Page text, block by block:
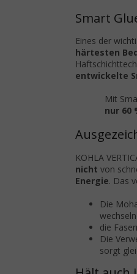
Smart
Eines der
härtesten
entwickelte
Mit
nur 60
KOHLA
nicht von
Energie. Das
Die
die
Die
sorgt